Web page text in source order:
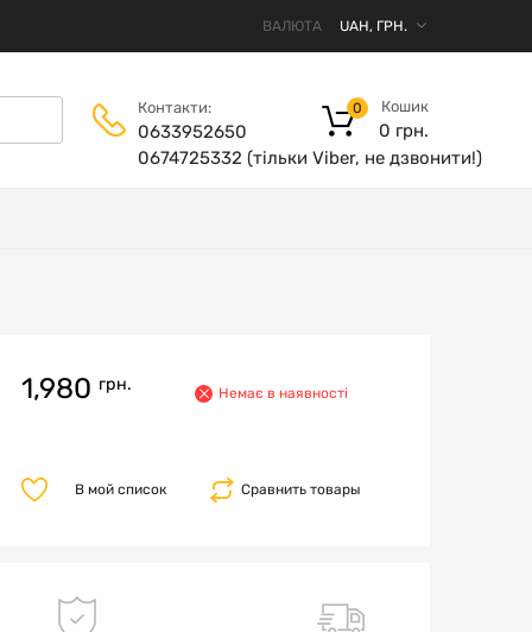
ВАЛЮТА
Контакти:
0633952650
0674725332 (тільки Viber, не дзвонити!)
Кошик
0 грн.
0
1,980 грн. Немає в наявності
Сравнить товары
В мой список